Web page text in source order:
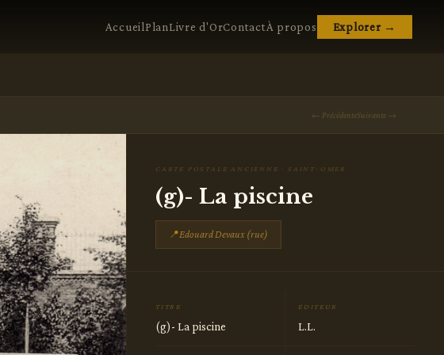
Accueil PlanLivre d'OrContactÀ propos Explorer →
← PrécédenteSuivante →
CARTE POSTALE ANCIENNE · SAINT-OMER
(g)- La piscine
📍Edouard Devaux (rue)
TITRE
(g)- La piscine
ÉDITEUR
L.L.